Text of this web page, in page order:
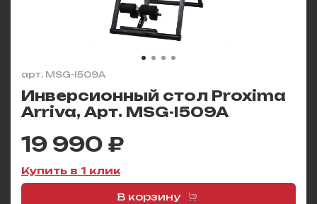
арт. MSG-I509A
Инверсионный стол Proxima
Arriva, Арт. MSG-I509A
19 990 ₽
Купить в 1 клик
В корзину